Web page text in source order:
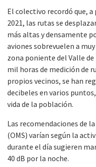
El colectivo recordó que,
2021, las rutas se
más altas y densamente
aviones sobrevuelen a
zona poniente del Valle de
mil horas de medición de
propios vecinos, se han
decibeles en varios
vida de la población.
Las recomendaciones de
(OMS) varían según la
durante el día sugieren
40 dB por la noche.